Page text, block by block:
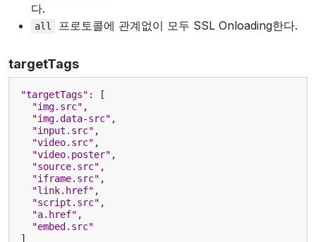
다.
all 프로토콜에 관계없이 모두 SSL Onloading한다.
targetTags
"targetTags" :
[
"img.src" ,
"img.data-src" ,
"input.src" ,
"video.src" ,
"video.poster" ,
"source.src" ,
"iframe.src" ,
"link.href" ,
"script.src" ,
"a.href" ,
"embed.src"
]